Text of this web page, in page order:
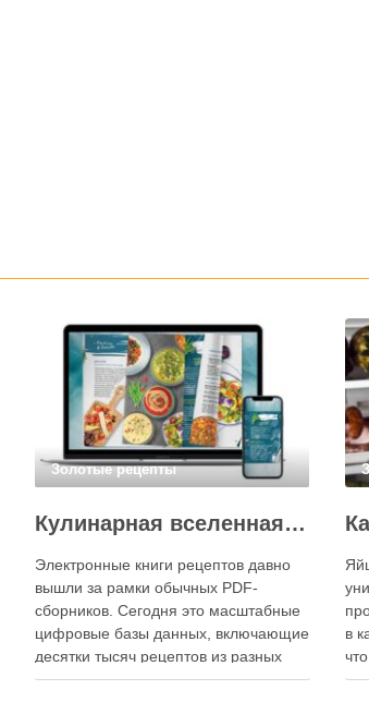
Золотые рецепты
Кулинарная вселенная в цифре: топ-3 самых больших электронных книг рецептов
Электронные книги рецептов давно
вышли за рамки обычных PDF-
сборников. Сегодня это масштабные
цифровые базы данных, включающие
десятки тысяч рецептов из разных
стран мира, с подробными
в